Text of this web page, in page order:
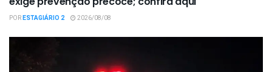
PORESTAGIÁRIO 2 2026/08/08